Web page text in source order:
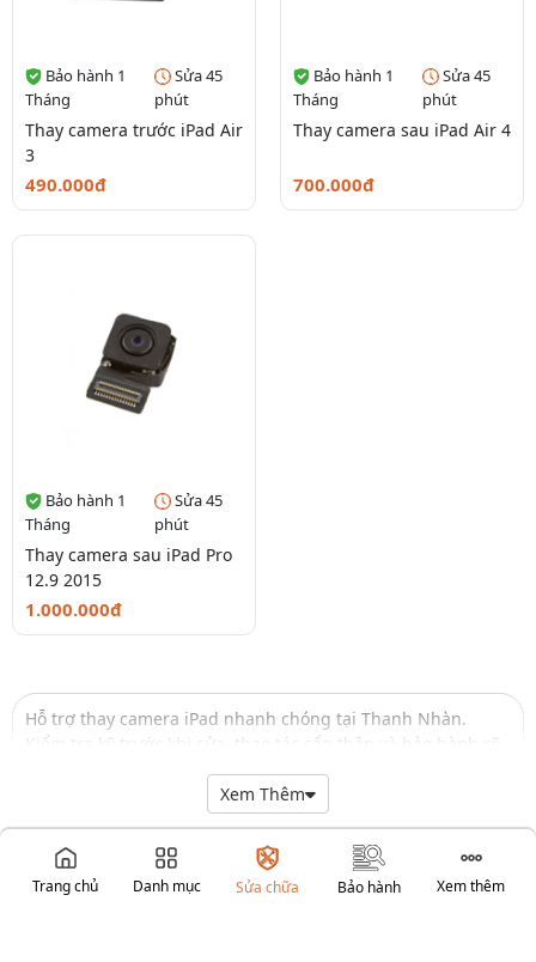
Trang chủ Danh mục Sửa chữa Bảo hành Xem thêm
Bảo hành 1
Tháng
Sửa 45
phút
Thay camera trước iPad Air
3
490.000đ
Bảo hành 1
Tháng
Sửa 45
phút
Thay camera sau iPad Air 4
700.000đ
Bảo hành 1
Tháng
Sửa 45
phút
Thay camera sau iPad Pro
12.9 2015
1.000.000đ
Hỗ trợ thay camera iPad nhanh chóng tại Thanh Nhàn.
Kiểm tra kỹ trước khi sửa, thao tác cẩn thận và bảo hành rõ
Xem Thêm